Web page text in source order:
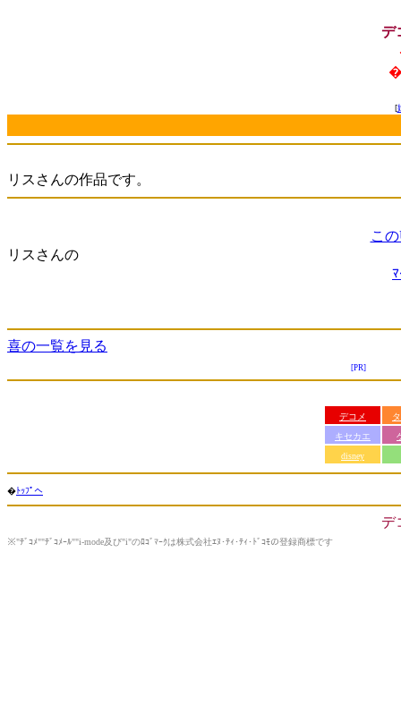
デ
[
リスさんの作品です。
こ
リスさんの
喜の一覧を見る
[PR]
デコメ
キセカエ
disney
�ﾄｯﾌﾟへ
デ
※"ﾃﾞｺﾒ""ﾃﾞｺﾒｰﾙ""i-mode及び"i"のﾛｺﾞﾏｰｸは株式会社ｴﾇ･ﾃｨ･ﾃｨ･ﾄﾞｺﾓの登録商標です